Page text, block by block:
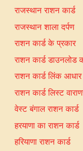
राजस्थान राशन कार्ड
राजस्थान शाला दर्पण
राशन कार्ड के प्रकार
राशन कार्ड डाउनलोड
राशन कार्ड लिंक आधार
राशन कार्ड लिस्ट
वेस्ट बंगाल राशन कार्ड
हरयाणा का राशन कार्ड
हरियाणा राशन कार्ड